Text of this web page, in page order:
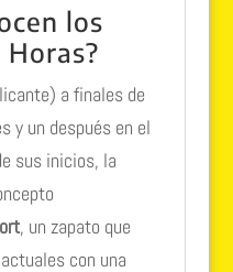
los
a finales de
y un después en el
sus inicios, la
, un zapato que
con una